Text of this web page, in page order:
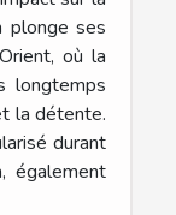
plonge ses
où la
longtemps
la détente.
durant
également